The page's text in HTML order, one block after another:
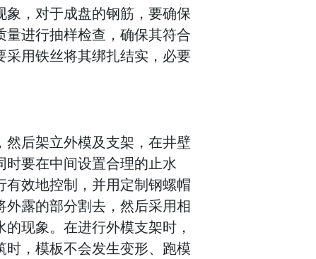
，对于成盘的钢筋，要确保
进行抽样检查，确保其符合
用铁丝将其绑扎结实，必要
后架立外模及支架，在井壁
要在中间设置合理的止水
效地控制，并用定制钢螺帽
露的部分割去，然后采用相
现象。在进行外模支架时，
，模板不会发生变形、跑模